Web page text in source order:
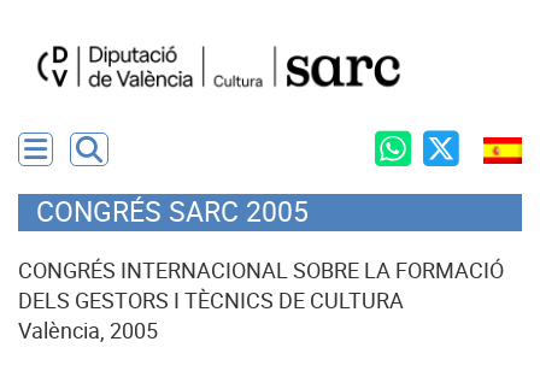
CONGRÉS SARC 2005
CONGRÉS INTERNACIONAL SOBRE LA FORMACIÓ
DELS GESTORS I TÈCNICS DE CULTURA
València, 2005